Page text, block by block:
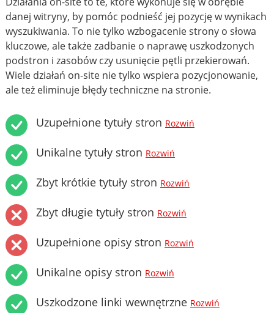
danej witryny, by pomóc podnieść jej pozycję w wynikach
wyszukiwania. To nie tylko wzbogacenie strony o słowa
kluczowe, ale także zadbanie o naprawę uszkodzonych
podstron i zasobów czy usunięcie pętli przekierowań.
Wiele działań on-site nie tylko wspiera pozycjonowanie,
ale też eliminuje błędy techniczne na stronie.
Uzupełnione tytuły stron Rozwiń
Unikalne tytuły stron Rozwiń
Zbyt krótkie tytuły stron Rozwiń
Zbyt długie tytuły stron Rozwiń
Uzupełnione opisy stron Rozwiń
Unikalne opisy stron Rozwiń
Uszkodzone linki wewnętrzne Rozwiń